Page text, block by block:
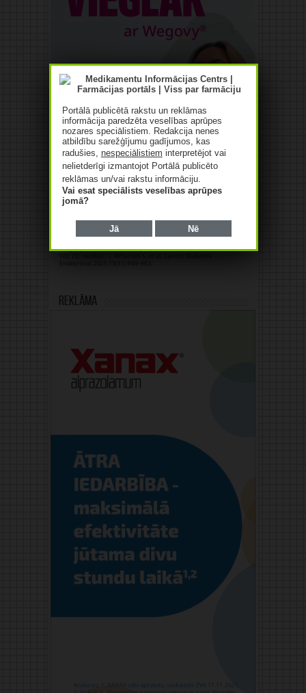
Reklāma
Portālā publicētā rakstu un reklāmas
informācija paredzēta veselības aprūpes
nozares speciālistiem. Redakcija nenes
atbildību sarežģījumu gadījumos, kas
radušies, nespeciālistiem interpretējot vai
nelietderīgi izmantojot Portālā publicēto
reklāmas un/vai rakstu informāciju.
Vai esat speciālists veselības aprūpes
jomā?
Jā Nē